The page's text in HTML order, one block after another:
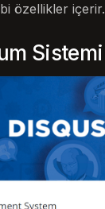
özellikler içerir.
Sistemi